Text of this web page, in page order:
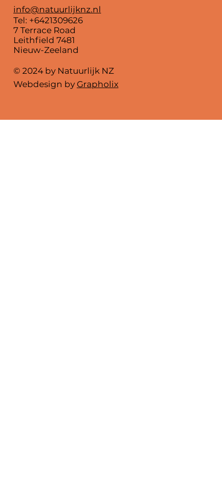
info@natuurlijknz.nl
Tel: +6421309626
7 Terrace Road
Leithfield 7481
Nieuw-Zeeland
© 2024 by Natuurlijk NZ
Webdesign by Grapholix